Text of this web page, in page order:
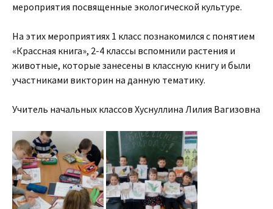
мероприятия посвященные экологической культуре.
На этих мероприятиях 1 класс познакомился с понятием
«Крассная книга», 2-4 классы вспомнили растения и
животные, которые занесены в классную книгу и были
участниками викторин на данную тематику.
Учитель начальных классов Хуснуллина Лилия Вагизовна